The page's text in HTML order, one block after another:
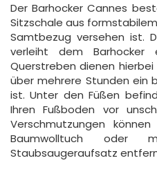
Der Barhocker Cannes
Sitzschale aus
Samtbezug versehen ist.
verleiht dem Barhocker
Querstreben dienen
über mehrere Stunden ein
ist. Unter den Füßen
Ihren Fußboden vor
Verschmutzungen
Baumwolltuch oder
Staubsaugeraufsatz